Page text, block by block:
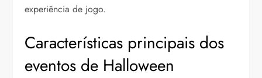
experiência de jogo.
Características principais dos
eventos de Halloween